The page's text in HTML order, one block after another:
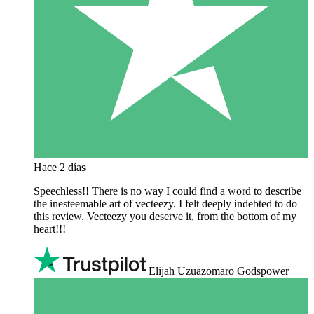
Hace 2 días
Speechless!! There is no way I could find a word to describe
the inesteemable art of vecteezy. I felt deeply indebted to do
this review. Vecteezy you deserve it, from the bottom of my
heart!!!
Elijah Uzuazomaro Godspower